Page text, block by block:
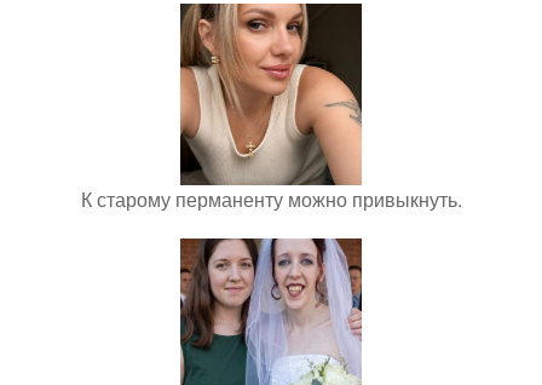
К старому перманенту можно привыкнуть.